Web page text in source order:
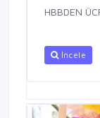
HBBDEN
İncele